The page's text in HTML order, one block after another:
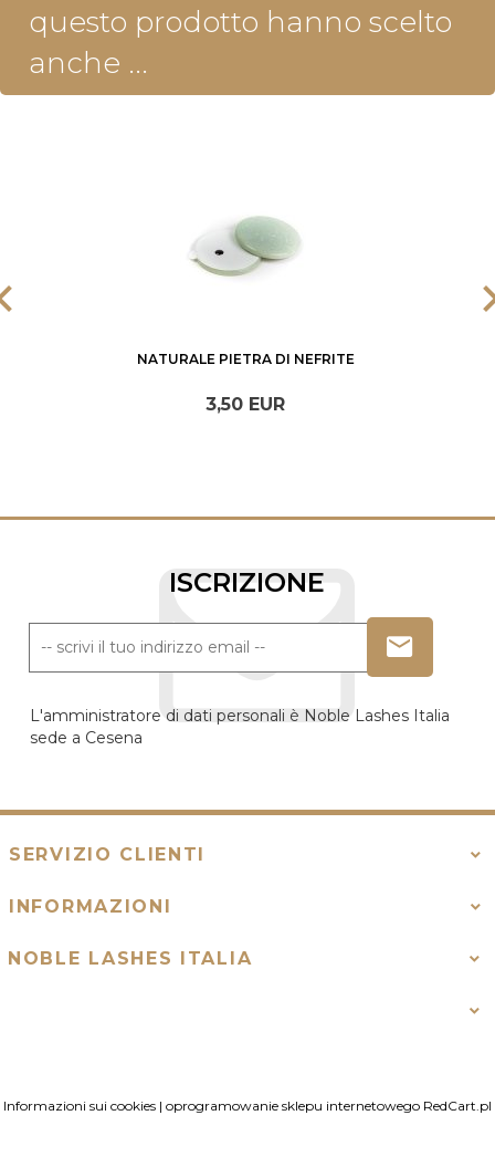
questo prodotto hanno scelto
anche ...
NATURALE PIETRA DI NEFRITE
3,50 EUR
ISCRIZIONE
L'amministratore di dati personali è Noble Lashes Italia
sede a Cesena
SERVIZIO CLIENTI
INFORMAZIONI
NOBLE LASHES ITALIA
Informazioni sui cookies | oprogramowanie sklepu internetowego RedCart.pl